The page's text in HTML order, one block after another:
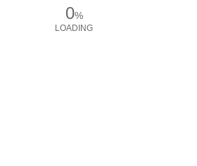
0%
LOADING